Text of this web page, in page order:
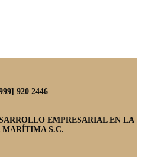
920 2446
EMPRESARIAL EN LA
MARÍTIMA S.C.